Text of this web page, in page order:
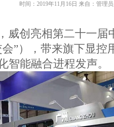
时间：2019年11月16日 来自：管理员
创亮相第二十一届
”），带来旗下显控
智能融合进程发声。